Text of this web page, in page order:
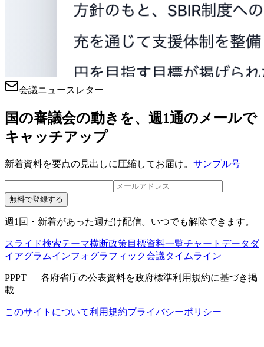
会議ニュースレター
国の審議会の動きを、週1通のメールで
キャッチアップ
新着資料を要点の見出しに圧縮してお届け。 サンプル号
無料で登録する
週1回・新着があった週だけ配信。いつでも解除できます。
スライド検索テーマ横断政策目標資料一覧チャートデータ ダ
イアグラムインフォグラフィック会議タイムライン
PPPT — 各府省庁の公表資料を政府標準利用規約に基づき掲
載
このサイトについて利用規約プライバシーポリシー